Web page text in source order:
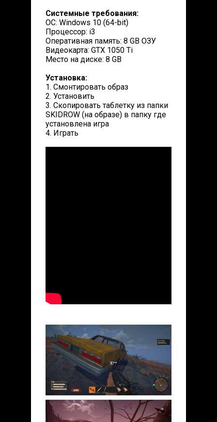
Системные требования:
ОС: Windows 10 (64-bit)
Процессор: i3
Оперативная память: 8 GB ОЗУ
Видеокарта: GTX 1050 Ti
Место на диске: 8 GB
Установка:
1. Смонтировать образ
2. Установить
3. Скопировать таблетку из папки
SKIDROW (на образе) в папку где
установлена игра
4. Играть